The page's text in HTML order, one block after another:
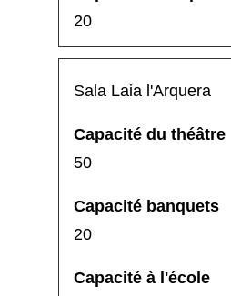
20
Sala Laia l'Arquera
50
20